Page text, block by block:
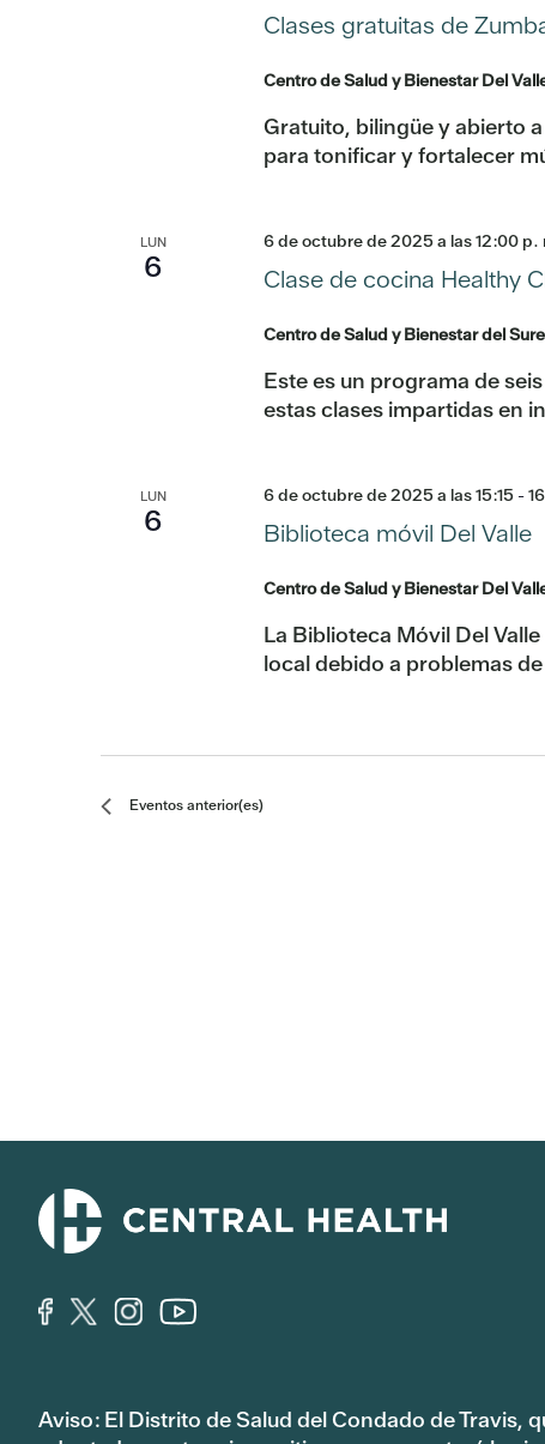
Clases gratuitas de
Centro de Salud y Bienestar Del
Gratuito, bilingüe y abierto
para tonificar y fortalecer
LUN
6 Clase de cocina Healthy
6 de octubre de 2025 a las 12:00 p.
Centro de Salud y Bienestar del
Este es un programa de
estas clases impartidas en
LUN
6 Biblioteca móvil Del Valle
6 de octubre de 2025 a las 15:15-
Centro de Salud y Bienestar Del
La Biblioteca Móvil Del
local debido a problemas
Eventosanterior(es)
Aviso: El Distrito de Salud del Condado de Travis,